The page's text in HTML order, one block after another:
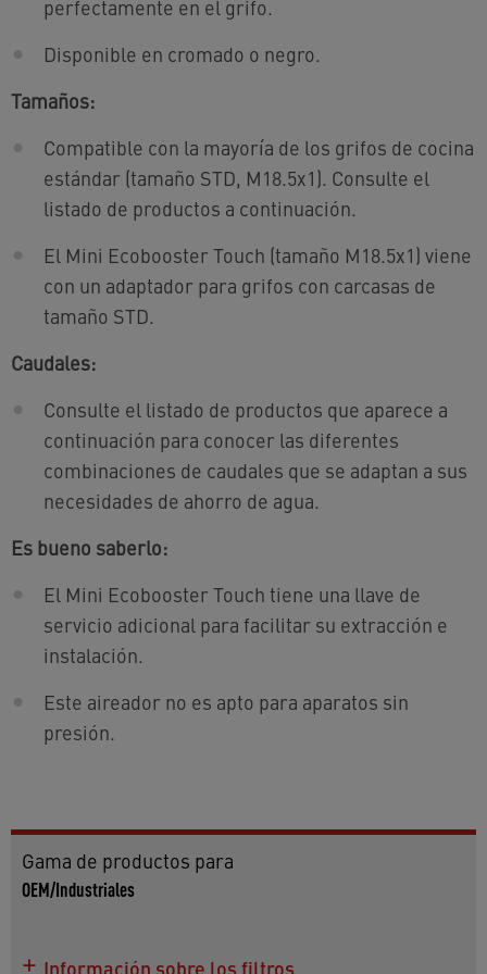
perfectamente en el grifo.
Disponible en cromado o negro.
Tamaños:
Compatible con la mayoría de los grifos de cocina
estándar (tamaño STD, M18.5x1). Consulte el
listado de productos a continuación.
El Mini Ecobooster Touch (tamaño M18.5x1) viene
con un adaptador para grifos con carcasas de
tamaño STD.
Caudales:
Consulte el listado de productos que aparece a
continuación para conocer las diferentes
combinaciones de caudales que se adaptan a sus
necesidades de ahorro de agua.
Es bueno saberlo:
El Mini Ecobooster Touch tiene una llave de
servicio adicional para facilitar su extracción e
instalación.
Este aireador no es apto para aparatos sin
presión.
Gama de productos para
OEM/Industriales
Información sobre los filtros